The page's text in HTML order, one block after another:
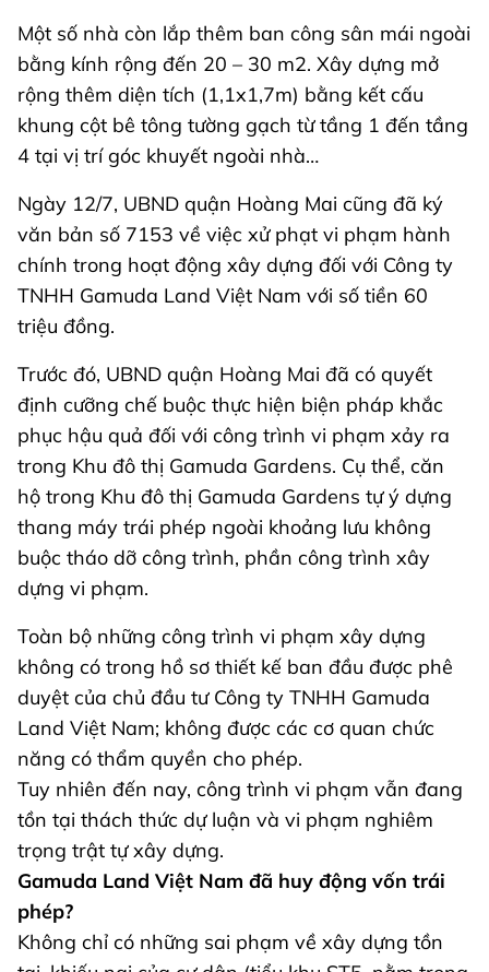
Một số nhà còn lắp thêm ban công sân mái ngoài
bằng kính rộng đến 20 – 30 m2. Xây dựng mở
rộng thêm diện tích (1,1x1,7m) bằng kết cấu
khung cột bê tông tường gạch từ tầng 1 đến tầng
4 tại vị trí góc khuyết ngoài nhà…
Ngày 12/7, UBND quận Hoàng Mai cũng đã ký
văn bản số 7153 về việc xử phạt vi phạm hành
chính trong hoạt động xây dựng đối với Công ty
TNHH Gamuda Land Việt Nam với số tiền 60
triệu đồng.
Trước đó, UBND quận Hoàng Mai đã có quyết
định cưỡng chế buộc thực hiện biện pháp khắc
phục hậu quả đối với công trình vi phạm xảy ra
trong Khu đô thị Gamuda Gardens. Cụ thể, căn
hộ trong Khu đô thị Gamuda Gardens tự ý dựng
thang máy trái phép ngoài khoảng lưu không
buộc tháo dỡ công trình, phần công trình xây
dựng vi phạm.
Toàn bộ những công trình vi phạm xây dựng
không có trong hồ sơ thiết kế ban đầu được phê
duyệt của chủ đầu tư Công ty TNHH Gamuda
Land Việt Nam; không được các cơ quan chức
năng có thẩm quyền cho phép.
Tuy nhiên đến nay, công trình vi phạm vẫn đang
tồn tại thách thức dự luận và vi phạm nghiêm
trọng trật tự xây dựng.
Gamuda Land Việt Nam đã huy động vốn trái
phép?
Không chỉ có những sai phạm về xây dựng tồn